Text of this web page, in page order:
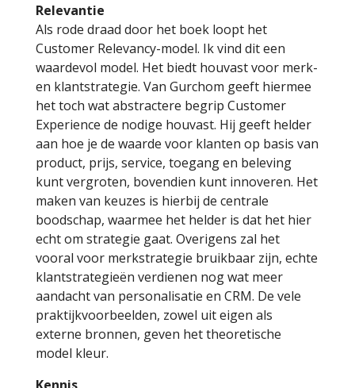
Relevantie
Als rode draad door het boek loopt het
Customer Relevancy-model. Ik vind dit een
waardevol model. Het biedt houvast voor merk-
en klantstrategie. Van Gurchom geeft hiermee
het toch wat abstractere begrip Customer
Experience de nodige houvast. Hij geeft helder
aan hoe je de waarde voor klanten op basis van
product, prijs, service, toegang en beleving
kunt vergroten, bovendien kunt innoveren. Het
maken van keuzes is hierbij de centrale
boodschap, waarmee het helder is dat het hier
echt om strategie gaat. Overigens zal het
vooral voor merkstrategie bruikbaar zijn, echte
klantstrategieën verdienen nog wat meer
aandacht van personalisatie en CRM. De vele
praktijkvoorbeelden, zowel uit eigen als
externe bronnen, geven het theoretische
model kleur.